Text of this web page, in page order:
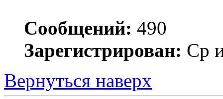
Сообщений: 490
Зарегистрирован: Ср
Вернуться наверх